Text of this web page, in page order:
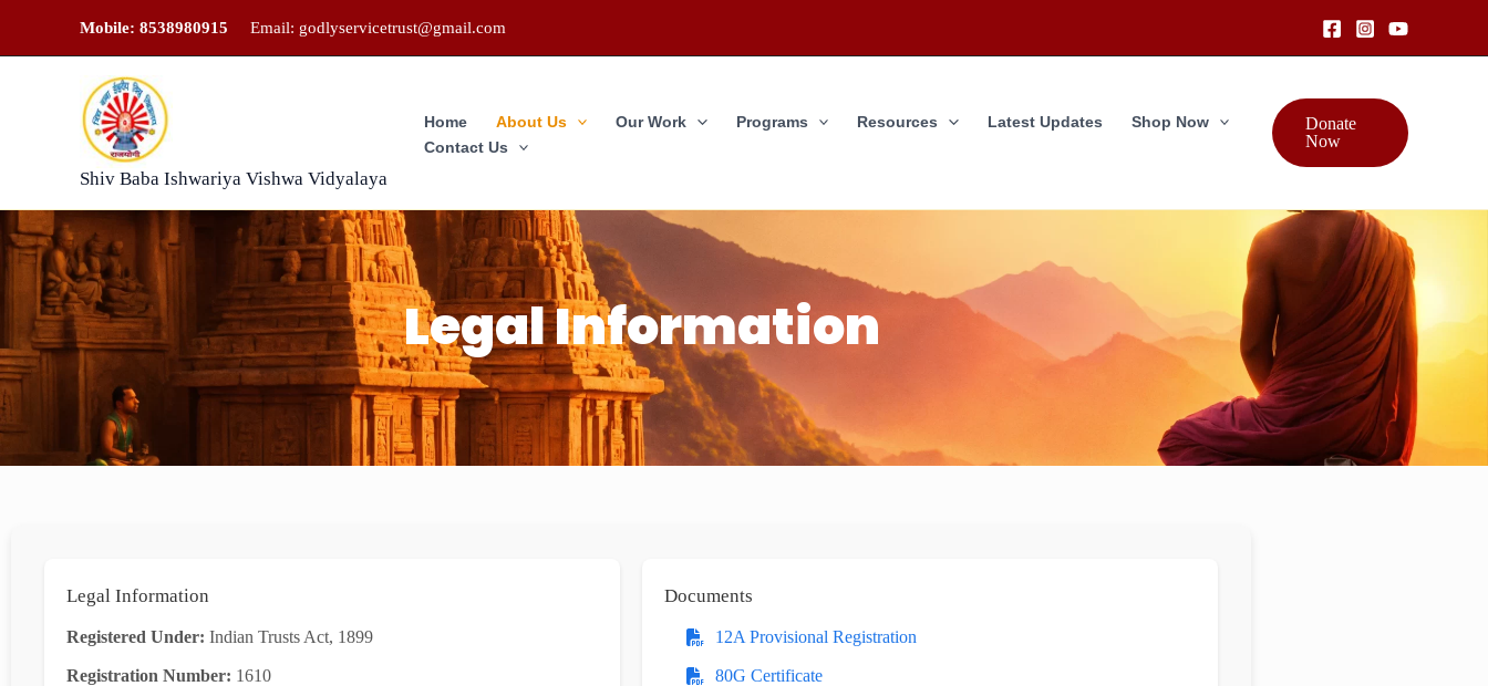
Mobile: 8538980915 Email: godlyservicetrust@gmail.com
Shiv Baba Ishwariya Vishwa Vidyalaya
Home About Us Our Work Programs Resources Latest Updates
Shop Now
Contact Us
Donate
Now
Legal Information
Legal Information
Registered Under: Indian Trusts Act, 1899
Registration Number: 1610
Documents
12A Provisional Registration
80G Certificate